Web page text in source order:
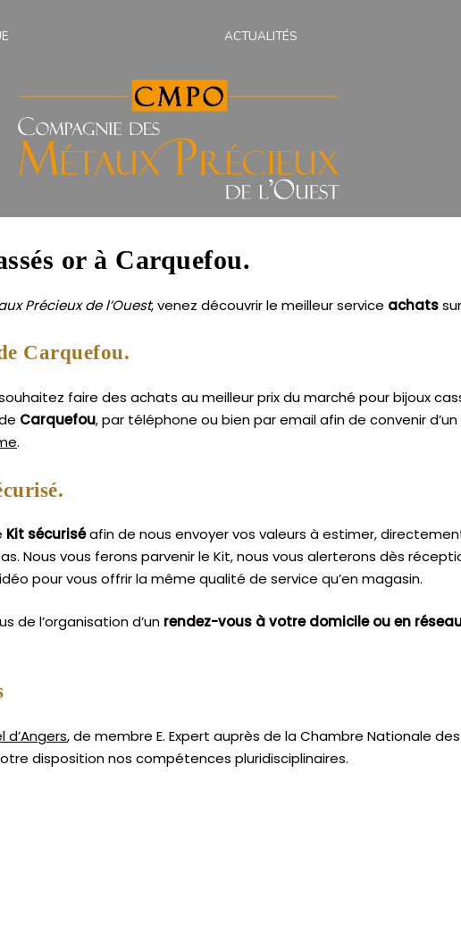
ACTUALITÉS
or à Carquefou.
Précieux de l’Ouest, venez découvrir le meilleur service achats
Carquefou.
faire des achats au meilleur prix du marché pour bijoux
Carquefou, par téléphone ou bien par email afin de convenir
.
Kit sécuriséafin de nous envoyer vos valeurs à estimer,
Nous vous ferons parvenir le Kit, nous vous alerterons dès
pour vous offrir la même qualité de service qu’en magasin.
de l’organisation d’un rendez-vous à votre domicile ou en
d’Angers, de membre E. Expert auprès de laChambre Nationale
disposition nos compétences pluridisciplinaires.